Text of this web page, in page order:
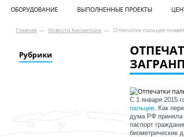
ОБОРУДОВАНИЕ ВЫПОЛНЕННЫЕ ПРОЕКТЫ
Главная — Новости биометрии — Отпечатки пальцев
Рубрики
С 1 января 2015
пальцев. Как
дума РФ приняла
паспорт
биометрические